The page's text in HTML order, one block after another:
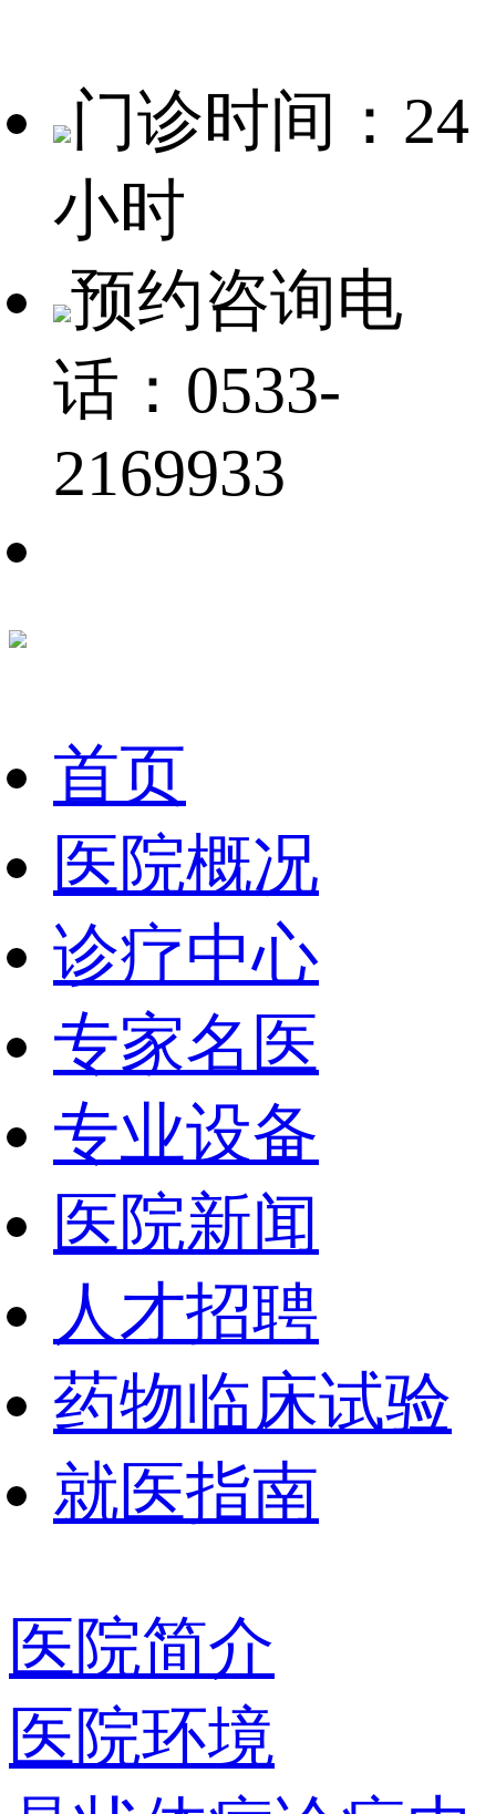
门诊时间：24
小时
预约咨询电
话：0533-
2169933
首页
医院概况
诊疗中心
专家名医
专业设备
医院新闻
人才招聘
药物临床试验
就医指南
医院简介
医院环境